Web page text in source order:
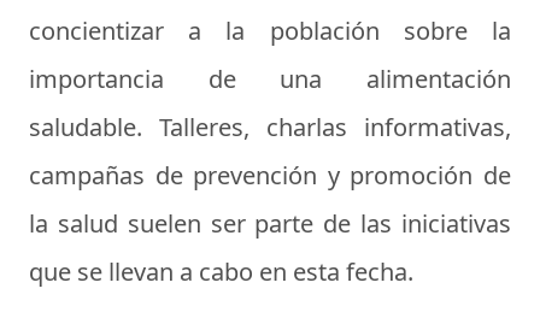
concientizar a la población sobre la
importancia de una alimentación
saludable. Talleres, charlas informativas,
campañas de prevención y promoción de
la salud suelen ser parte de las iniciativas
que se llevan a cabo en esta fecha.